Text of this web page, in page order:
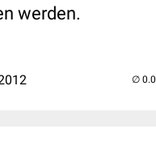
werden.